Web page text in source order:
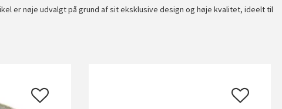
er nøje udvalgt på grund af sit eksklusive design og høje kvalitet, ideelt til